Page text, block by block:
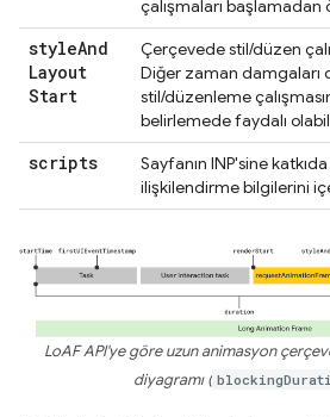
çalışmaları başlamadan
styleAnd
Layout
Start
Çerçevede stil/düzen
Diğer zaman damgaları
stil/düzenleme
belirlemede faydalı
scripts
Sayfanın INP'sine
ilişkilendirme bilgilerini
LoAF API'ye göre uzun animasyon
diyagramı (